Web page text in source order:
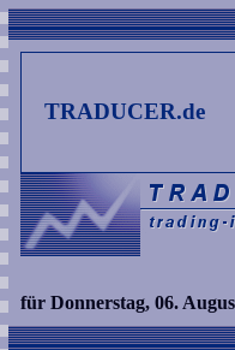
TRADUCER.de
für Donnerstag, 06.